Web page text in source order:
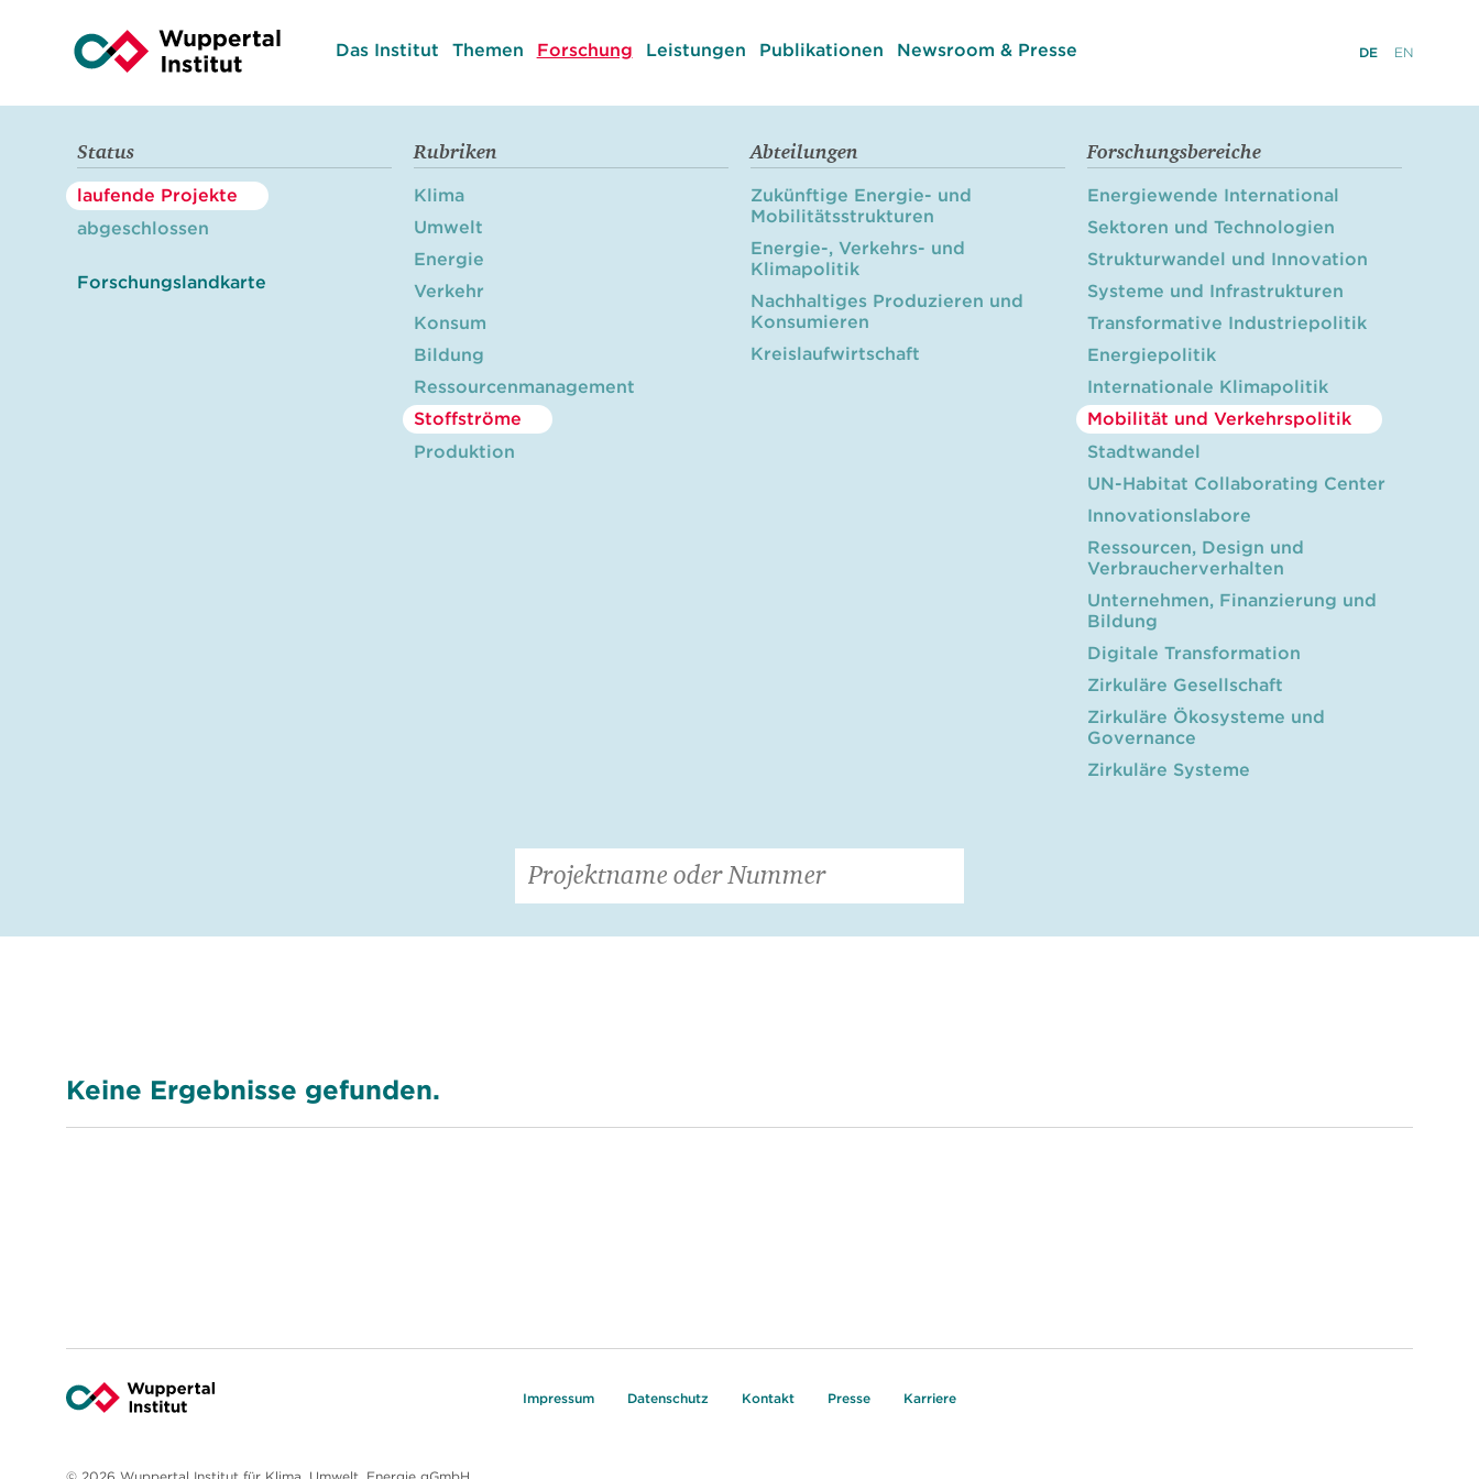
Das Institut Themen Forschung Leistungen Publikationen Newsroom & Presse DE EN
Status
laufende Projekte
abgeschlossen
Forschungslandkarte
Rubriken
Klima
Umwelt
Energie
Verkehr
Konsum
Bildung
Ressourcenmanagement
Stoffströme
Produktion
Abteilungen
Zukünftige Energie- und
Mobilitätsstrukturen
Energie-, Verkehrs- und
Klimapolitik
Nachhaltiges Produzieren und
Konsumieren
Kreislaufwirtschaft
Forschungsbereiche
Energiewende International
Sektoren und Technologien
Strukturwandel und Innovation
Systeme und Infrastrukturen
Transformative Industriepolitik
Energiepolitik
Internationale Klimapolitik
Mobilität und Verkehrspolitik
Stadtwandel
UN-Habitat Collaborating Center
Innovationslabore
Ressourcen, Design und
Verbraucherverhalten
Unternehmen, Finanzierung und
Bildung
Digitale Transformation
Zirkuläre Gesellschaft
Zirkuläre Ökosysteme und
Governance
Zirkuläre Systeme
Keine Ergebnisse gefunden.
Impressum Datenschutz Kontakt Presse Karriere